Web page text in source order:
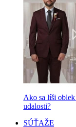
Ako sa líši oblek
udalosti?
SÚŤAŽE